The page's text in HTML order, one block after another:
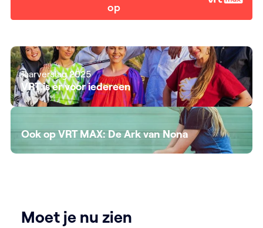
op
Jaarverslag 2025
VRT is er voor iedereen
Ook op VRT MAX: De Ark van Nona
Moet je nu zien